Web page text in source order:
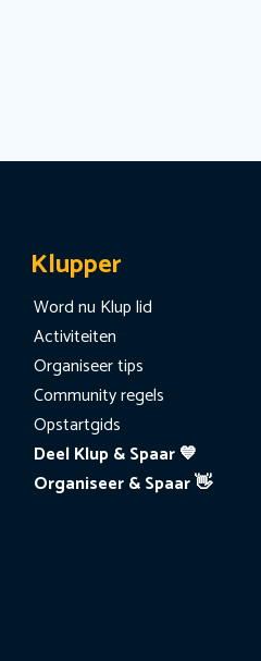
Klupper
Word nu Klup lid
Activiteiten
Organiseer tips
Community regels
Opstartgids
Deel Klup & Spaar 💙
Organiseer & Spaar 👋